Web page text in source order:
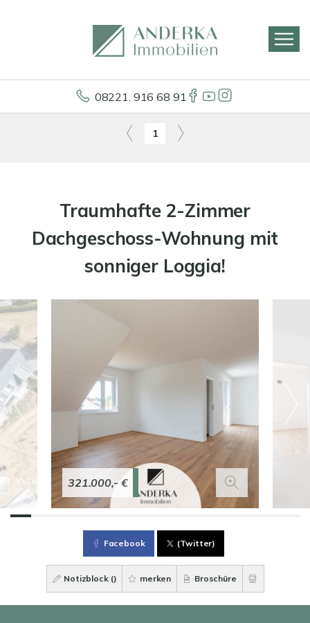
08221. 916 68 91
1
Traumhafte 2-Zimmer
Dachgeschoss-Wohnung mit
sonniger Loggia!
321.000,- €
Facebook (Twitter)
Notizblock () merken Broschüre